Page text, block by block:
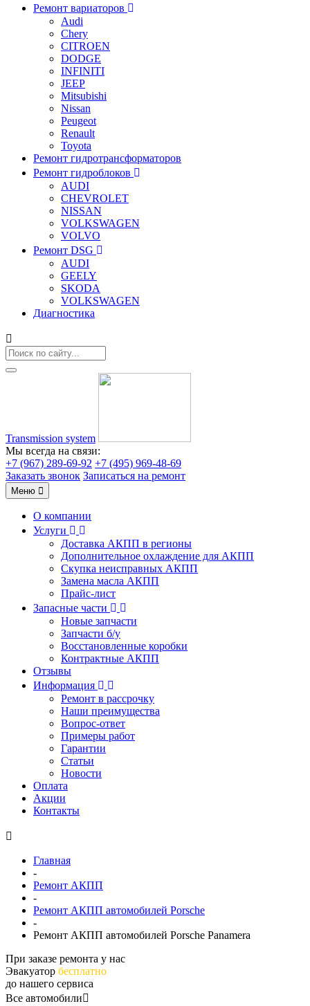
Ремонт вариаторов
Audi
Chery
CITROEN
DODGE
INFINITI
JEEP
Mitsubishi
Nissan
Peugeot
Renault
Toyota
Ремонт гидротрансформаторов
Ремонт гидроблоков
AUDI
CHEVROLET
NISSAN
VOLKSWAGEN
VOLVO
Ремонт DSG
AUDI
GEELY
SKODA
VOLKSWAGEN
Диагностика
Transmission system
Мы всегда на связи:
+7 (967) 289-69-92 +7 (495) 969-48-69
Заказать звонок Записаться на ремонт
Меню
О компании
Услуги
Доставка АКПП в регионы
Дополнительное охлаждение для АКПП
Скупка неисправных АКПП
Замена масла АКПП
Прайс-лист
Запасные части
Новые запчасти
Запчасти б/у
Восстановленные коробки
Контрактные АКПП
Отзывы
Информация
Ремонт в рассрочку
Наши преимущества
Вопрос-ответ
Примеры работ
Гарантии
Статьи
Новости
Оплата
Акции
Контакты
Главная
-
Ремонт АКПП
-
Ремонт АКПП автомобилей Porsche
-
Ремонт АКПП автомобилей Porsche Panamera
При заказе ремонта у нас
Эвакуатор бесплатно
до нашего сервиса
Все автомобили